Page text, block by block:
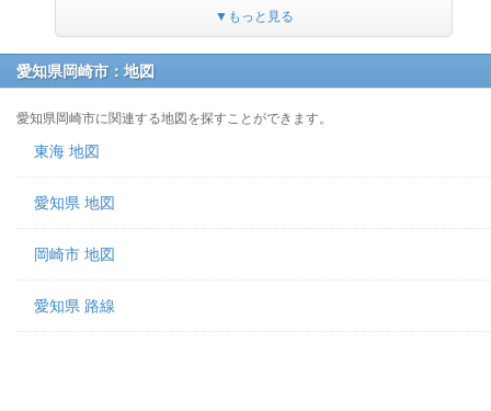
▼もっと見る
愛知県岡崎市：地図
愛知県岡崎市に関連する地図を探すことができます。
東海 地図
愛知県 地図
岡崎市 地図
愛知県 路線